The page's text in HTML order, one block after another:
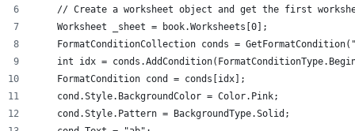
// Create a worksheet object and get the first
    Worksheet _sheet = book.Worksheets[0];
FormatConditionCollection conds =
int idx =
    FormatCondition cond = conds[idx];
    cond.Style.BackgroundColor = Color.Pink;
    cond.Style.Pattern = BackgroundType.Solid;